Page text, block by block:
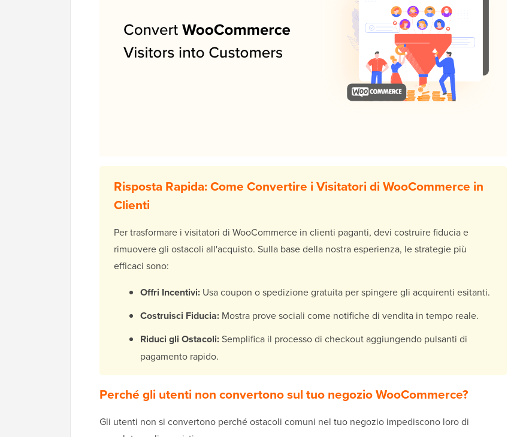
Risposta Rapida: Come Convertire i Visitatori di WooCommerce in
Clienti
Per trasformare i visitatori di WooCommerce in clienti paganti, devi costruire fiducia e
rimuovere gli ostacoli all'acquisto. Sulla base della nostra esperienza, le strategie più
efficaci sono:
Offri Incentivi: Usa coupon o spedizione gratuita per spingere gli acquirenti esitanti.
Costruisci Fiducia: Mostra prove sociali come notifiche di vendita in tempo reale.
Riduci gli Ostacoli:Semplifica il processo di checkout aggiungendo pulsanti di
pagamento rapido.
Perché gli utenti non convertono sul tuo negozio WooCommerce?
Gli utenti non si convertono perché ostacoli comuni nel tuo negozio impediscono loro di